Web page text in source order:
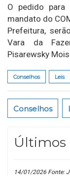
O pedido
mandato do
Prefeitura,
Vara da
Pisarewsky
Conselhos Leis
Conselhos
Últimos
14/01/2026 Fonte: